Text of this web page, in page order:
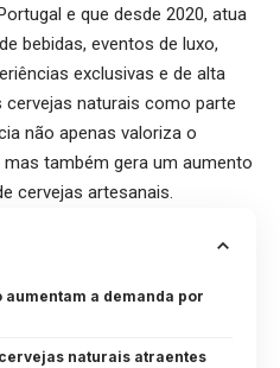
e que desde 2020, atua
bebidas, eventos de luxo,
exclusivas e de alta
naturais como parte
não apenas valoriza o
também gera um aumento
cervejas artesanais.
aumentam a demanda por
naturais atraentes